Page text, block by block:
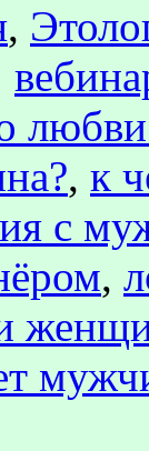
,
, к
с
,